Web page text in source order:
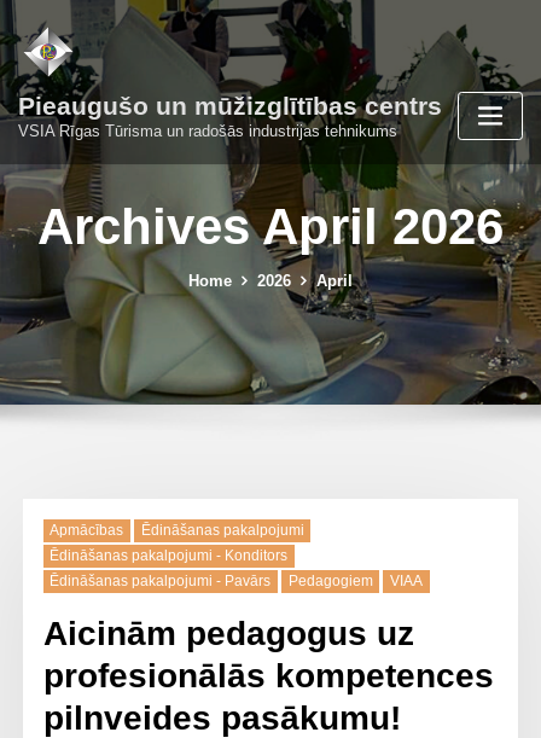
Skip
to
content
Pieaugušo un mūžizglītības centrs
VSIA Rīgas Tūrisma un radošās industrijas tehnikums
Archives April 2026
Home 2026 April
Apmācības
Ēdināšanas pakalpojumi
Ēdināšanas pakalpojumi - Konditors
Ēdināšanas pakalpojumi - Pavārs
Pedagogiem VIAA
Aicinām pedagogus uz
profesionālās kompetences
pilnveides pasākumu!